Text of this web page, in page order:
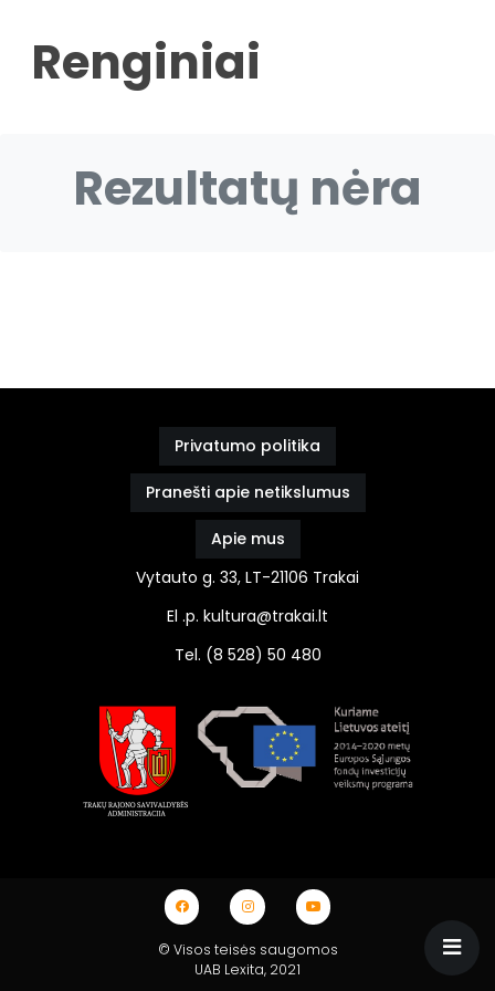
Renginiai
Rezultatų nėra
Privatumo politika
Pranešti apie netikslumus
Apie mus
Vytauto g. 33, LT-21106 Trakai
El .p. kultura@trakai.lt
Tel. (8 528) 50 480
© Visos teisės saugomos
UAB Lexita, 2021